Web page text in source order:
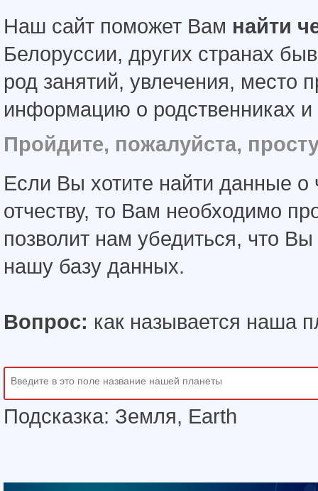
Наш сайт поможет Вам найти
Белоруссии, других странах
род занятий, увлечения, место
информацию о родственниках и
Пройдите, пожалуйста,
Если Вы хотите найти данные
отчеству, то Вам необходимо
позволит нам убедиться, что
нашу базу данных.
Вопрос: как называется наша
Подсказка: Земля, Earth